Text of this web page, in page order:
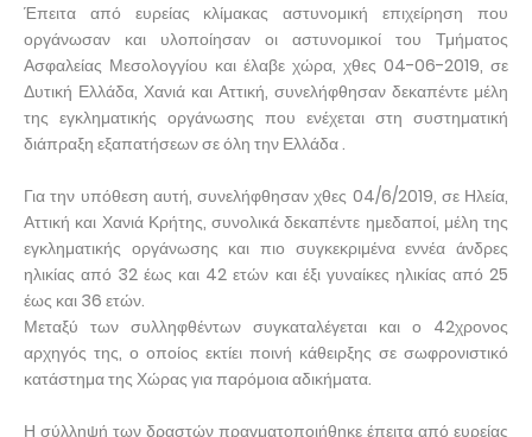
Έπειτα από ευρείας κλίμακας αστυνομική επιχείρηση που
οργάνωσαν και υλοποίησαν οι αστυνομικοί του Τμήματος
Ασφαλείας Μεσολογγίου και έλαβε χώρα, χθες 04-06-2019, σε
Δυτική Ελλάδα, Χανιά και Αττική, συνελήφθησαν δεκαπέντε μέλη
της εγκληματικής οργάνωσης που ενέχεται στη συστηματική
διάπραξη εξαπατήσεων σε όλη την Ελλάδα .
Για την υπόθεση αυτή, συνελήφθησαν χθες 04/6/2019, σε Ηλεία,
Αττική και Χανιά Κρήτης, συνολικά δεκαπέντε ημεδαποί, μέλη της
εγκληματικής οργάνωσης και πιο συγκεκριμένα εννέα άνδρες
ηλικίας από 32 έως και 42 ετών και έξι γυναίκες ηλικίας από 25
έως και 36 ετών.
Μεταξύ των συλληφθέντων συγκαταλέγεται και ο 42χρονος
αρχηγός της, ο οποίος εκτίει ποινή κάθειρξης σε σωφρονιστικό
κατάστημα της Χώρας για παρόμοια αδικήματα.
Η σύλληψή των δραστών πραγματοποιήθηκε έπειτα από ευρείας